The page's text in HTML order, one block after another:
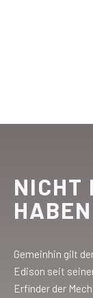
NICHT
Gemeinhin gilt
Edison seit
Erfinder der